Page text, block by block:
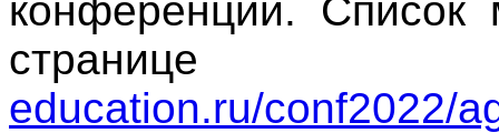
конференции. Список
education.ru/conf2022/